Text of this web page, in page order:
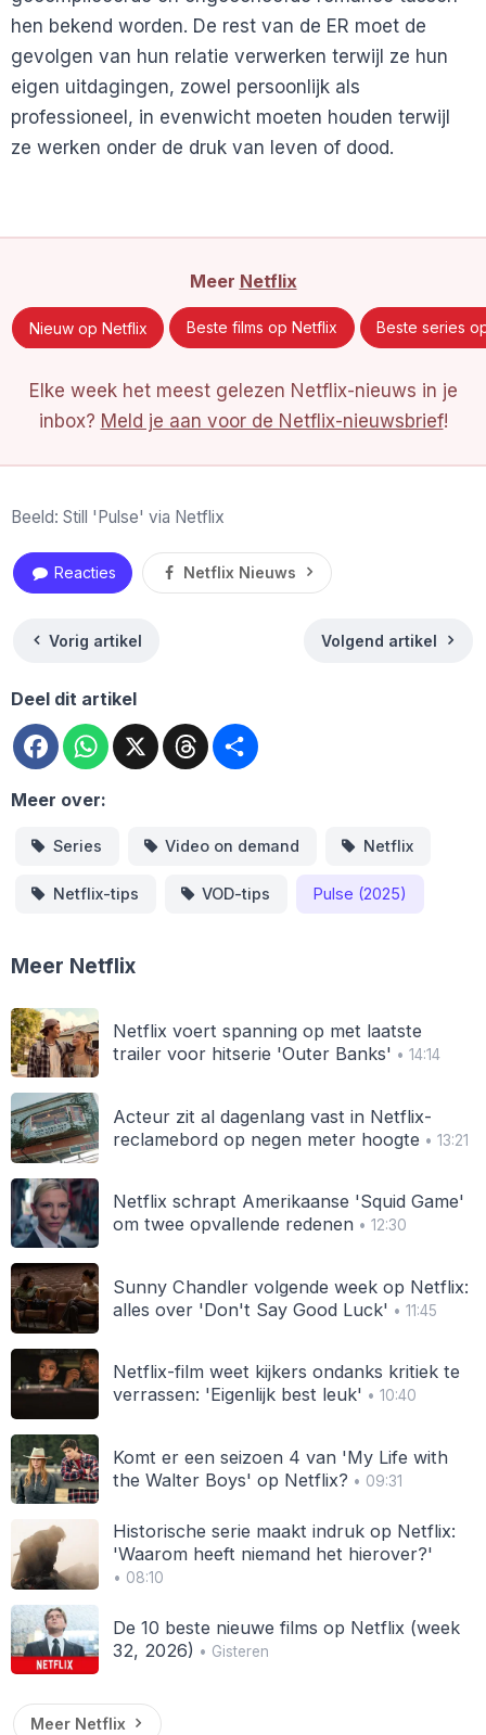
hen bekend worden. De rest van de ER moet de
gevolgen van hun relatie verwerken terwijl ze hun
eigen uitdagingen, zowel persoonlijk als
professioneel, in evenwicht moeten houden terwijl
ze werken onder de druk van leven of dood.
Meer Netflix
Nieuw op Netflix Beste films op Netflix Beste series
Elke week het meest gelezen Netflix-nieuws in je
inbox? Meld je aan voor de Netflix-nieuwsbrief!
Beeld: Still 'Pulse' via Netflix
Reacties Netflix Nieuws
Vorig artikel Volgend artikel
Deel dit artikel
FacebookWhatsApp
X Threads
Meer over:
Series Video on demand Netflix
Netflix-tips VOD-tips Pulse (2025)
Meer Netflix
Netflix voert spanning op met laatste
trailer voor hitserie 'Outer Banks' • 14:14
Acteur zit al dagenlang vast in Netflix-
reclamebord op negen meter hoogte • 13:21
Netflix schrapt Amerikaanse 'Squid Game'
om twee opvallende redenen• 12:30
Sunny Chandler volgende week op Netflix:
alles over 'Don't Say Good Luck' • 11:45
Netflix-film weet kijkers ondanks kritiek te
verrassen: 'Eigenlijk best leuk' • 10:40
Komt er een seizoen 4 van 'My Life with
the Walter Boys' op Netflix? • 09:31
Historische serie maakt indruk op Netflix:
'Waarom heeft niemand het hierover?'
• 08:10
De 10 beste nieuwe films op Netflix (week
32, 2026) • Gisteren
Meer Netflix